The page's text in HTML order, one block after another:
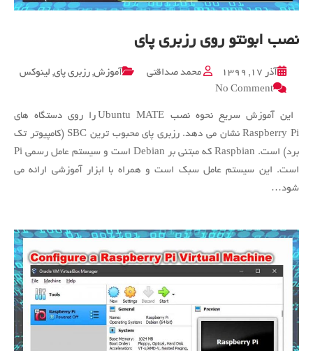
نصب ابونتو روی رزبری پای
آذر ۱۷, ۱۳۹۹ محمد صداقتی آموزش, رزبری پای, لینوکس
No Comment
on
ابونتو
روی
رزبری
این آموزش سریع نحوه نصب Ubuntu MATE را روی دستگاه های
Raspberry Pi نشان می دهد. رزبری پای محبوب ترین SBC (کامپیوتر تک
برد) است. Raspbian که مبتنی بر Debian است و سیستم عامل رسمی Pi
است. این سیستم عامل سبک است و همراه با ابزار آموزشی ارائه می
شود…